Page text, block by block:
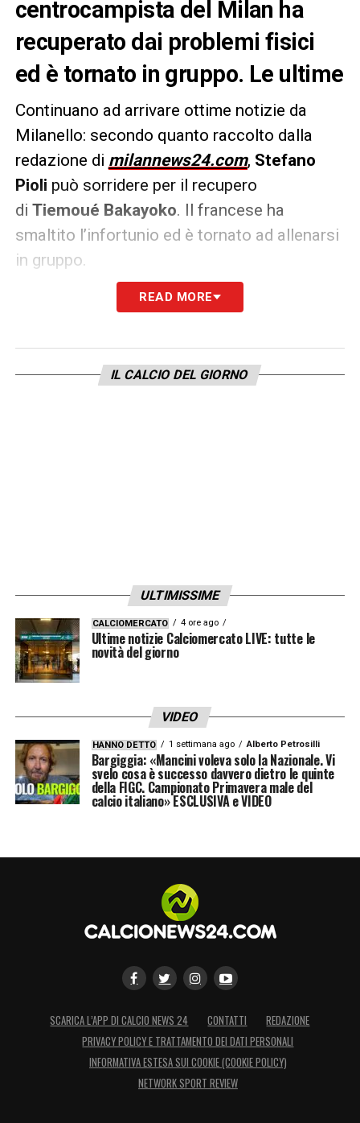
centrocampista del Milan ha
recuperato dai problemi fisici
ed è tornato in gruppo. Le ultime
Continuano ad arrivare ottime notizie da
Milanello: secondo quanto raccolto dalla
redazione di milannews24.com, Stefano
Pioli può sorridere per il recupero
di Tiemoué Bakayoko. Il francese ha
smaltito l’infortunio ed è tornato ad allenarsi
in gruppo.
Il centrocampista delMilan, infortunatosi a
suo ingresso in campo, si candida quindi per
entrare nella lista dei convocati per la gara di
READ MORE
IL CALCIO DEL GIORNO
ULTIMISSIME
CALCIOMERCATO 4 ore ago
Ultime notizie Calciomercato LIVE: tutte le
novità del giorno
VIDEO
HANNO DETTO 1 settimana ago Alberto Petrosilli
Bargiggia: «Mancini voleva solo la Nazionale. Vi
svelo cosa è successo davvero dietro le quinte
della FIGC. Campionato Primavera male del
calcio italiano» ESCLUSIVA e VIDEO
SCARICA L’APP DI CALCIO NEWS 24 CONTATTI
REDAZIONE
PRIVACY POLICY E TRATTAMENTO DEI DATI PERSONALI
INFORMATIVA ESTESA SUI COOKIE (COOKIE POLICY)
NETWORK SPORT REVIEW